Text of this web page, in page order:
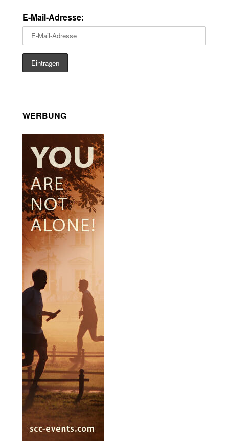
E-Mail-Adresse:
WERBUNG